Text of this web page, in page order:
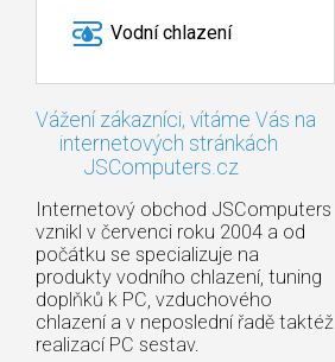
Vodní chlazení
Vážení zákazníci, vítáme Vás na
internetových stránkách
JSComputers.cz
Internetový obchod JSComputers
vznikl v červenci roku 2004 a od
počátku se specializuje na
produkty vodního chlazení, tuning
doplňků k PC, vzduchového
chlazení a v neposlední řadě taktéž
realizací PC sestav.